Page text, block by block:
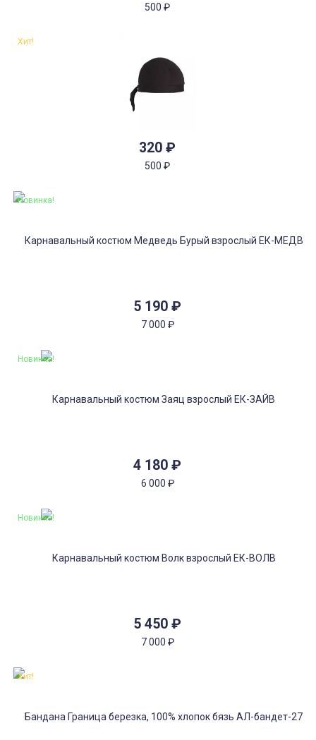
500 ₽
320 ₽
500 ₽
Хит!
5 190 ₽
7 000 ₽
Новинка!
4 180 ₽
6 000 ₽
Новинка!
5 450 ₽
7 000 ₽
Новинка!
Хит!